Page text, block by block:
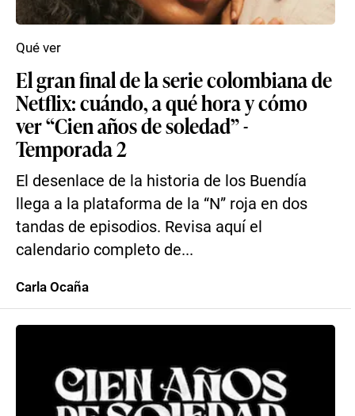
El gran final de la serie colombiana de
Netflix: cuándo, a qué hora y cómo
ver “Cien años de soledad” -
Temporada 2
El desenlace de la historia de los Buendía
llega a la plataforma de la “N” roja en dos
tandas de episodios. Revisa aquí el
calendario completo de...
Qué ver
Carla Ocaña